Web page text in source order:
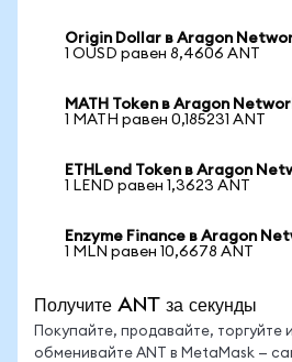
Origin Dollar в Aragon
1 OUSD равен 8,4606 ANT
MATH Token в Aragon
1 MATH равен 0,185231 ANT
ETHLend Token в Aragon
1 LEND равен 1,3623 ANT
Enzyme Finance в Aragon
1 MLN равен 10,6678 ANT
Получите ANT за секунды
Покупайте, продавайте, торгуйте и
обменивайте ANT в MetaMask —